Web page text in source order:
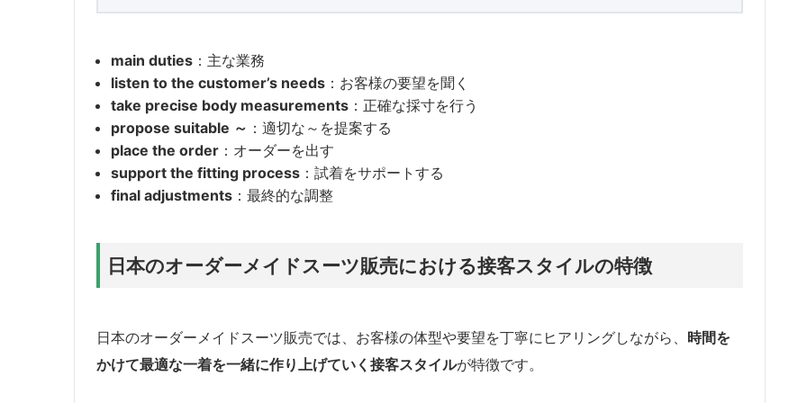
main duties ：主な業務
listen to the customer’s needs ：お客様の要望を聞く
take precise body measurements ：正確な採寸を行う
propose suitable ～ ：適切な～を提案する
place the order ：オーダーを出す
support the fitting process ：試着をサポートする
final adjustments ：最終的な調整
日本のオーダーメイドスーツ販売における接客スタイルの特徴
日本のオーダーメイドスーツ販売では、お客様の体型や要望を丁寧にヒアリングしながら、 時間を
かけて最適な一着を一緒に作り上げていく接客スタイルが特徴です。